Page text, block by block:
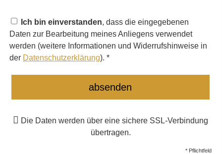
Ich bin einverstanden, dass die eingegebenen
Daten zur Bearbeitung meines Anliegens verwendet
werden (weitere Informationen und Widerrufshinweise in
der Datenschutzerklärung). *
absenden
Die Daten werden über eine sichere SSL-Verbindung
übertragen.
* Pflichtfeld